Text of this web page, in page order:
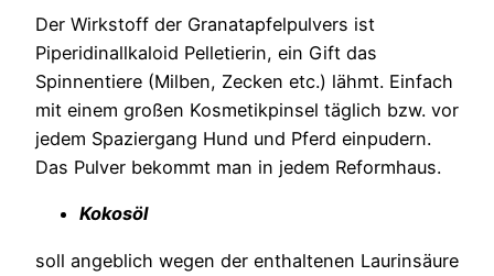
Der Wirkstoff der Granatapfelpulvers ist
Piperidinallkaloid Pelletierin, ein Gift das
Spinnentiere (Milben, Zecken etc.) lähmt. Einfach
mit einem großen Kosmetikpinsel täglich bzw. vor
jedem Spaziergang Hund und Pferd einpudern.
Das Pulver bekommt man in jedem Reformhaus.
Kokosöl
soll angeblich wegen der enthaltenen Laurinsäure